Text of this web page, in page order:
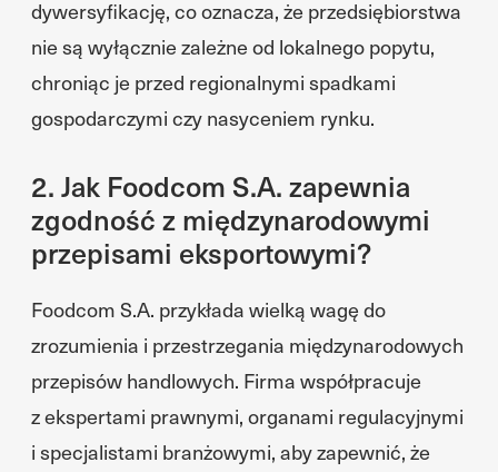
dywersyfikację, co oznacza, że przedsiębiorstwa
nie są wyłącznie zależne od lokalnego popytu,
chroniąc je przed regionalnymi spadkami
gospodarczymi czy nasyceniem rynku.
2. Jak Foodcom S.A. zapewnia
zgodność z międzynarodowymi
przepisami eksportowymi?
Foodcom S.A. przykłada wielką wagę do
zrozumienia i przestrzegania międzynarodowych
przepisów handlowych. Firma współpracuje
z ekspertami prawnymi, organami regulacyjnymi
i specjalistami branżowymi, aby zapewnić, że